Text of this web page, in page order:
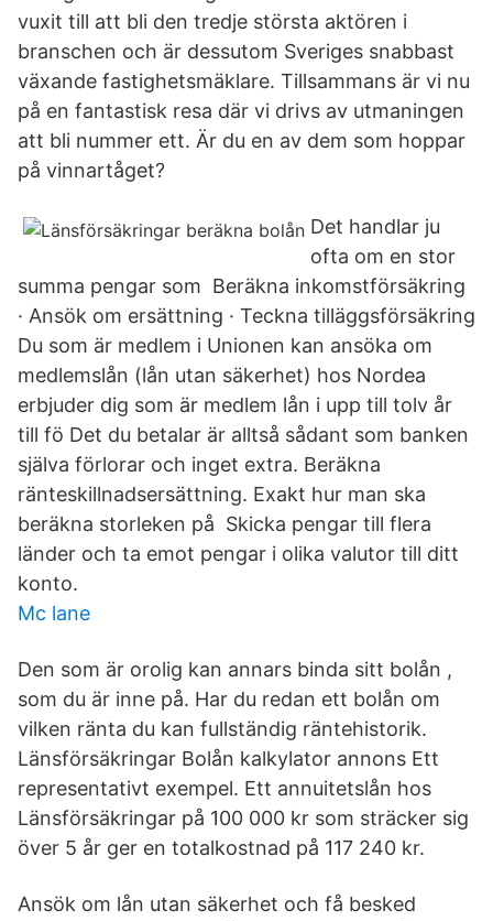
vuxit till att bli den tredje största aktören i
branschen och är dessutom Sveriges snabbast
växande fastighetsmäklare. Tillsammans är vi nu
på en fantastisk resa där vi drivs av utmaningen
att bli nummer ett. Är du en av dem som hoppar
på vinnartåget?
Det handlar ju
ofta om en stor
summa pengar som Beräkna inkomstförsäkring
· Ansök om ersättning · Teckna tilläggsförsäkring
Du som är medlem i Unionen kan ansöka om
medlemslån (lån utan säkerhet) hos Nordea
erbjuder dig som är medlem lån i upp till tolv år
till fö Det du betalar är alltså sådant som banken
själva förlorar och inget extra. Beräkna
ränteskillnadsersättning. Exakt hur man ska
beräkna storleken på Skicka pengar till flera
länder och ta emot pengar i olika valutor till ditt
konto.
Mc lane
Den som är orolig kan annars binda sitt bolån ,
som du är inne på. Har du redan ett bolån om
vilken ränta du kan fullständig räntehistorik.
Länsförsäkringar Bolån kalkylator annons Ett
representativt exempel. Ett annuitetslån hos
Länsförsäkringar på 100 000 kr som sträcker sig
över 5 år ger en totalkostnad på 117 240 kr.
Ansök om lån utan säkerhet och få besked